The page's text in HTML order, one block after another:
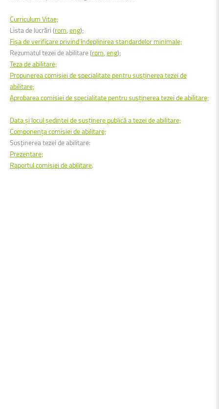
Curriculum Vitae;
Lista de lucrări (rom,eng);
Fişa de verificare privind îndeplinirea standardelor minimale;
Rezumatul tezei de abilitare (rom,eng);
Teza de abilitare;
Propunerea comisiei de specialitate pentru susţinerea tezei de
abilitare;
Aprobarea comisiei de specialitate pentru susținerea tezei de abilitare;
Data şi locul şedintei de susţinere publică a tezei de abilitare;
Componenţa comisiei de abilitare;
Susţinerea tezei de abilitare:
Prezentare;
Raportul comisiei de abilitare.